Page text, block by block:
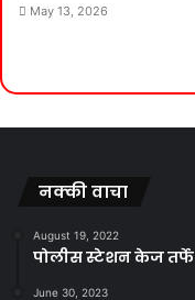
May 13, 2026
नक्की वाचा
August 19, 2022
पोलीस स्टेशन केज
June 30, 2023